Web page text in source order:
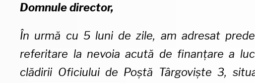
Domnule director,
În urmă cu 5 luni de zile, am adresat
referitare la nevoia acută de finanțare a
clădirii Oficiului de Poștă Târgoviște 3,